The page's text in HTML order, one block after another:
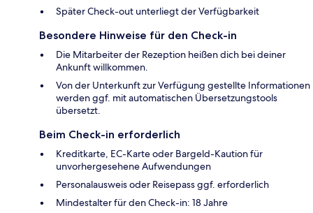
Später Check-out unterliegt der Verfügbarkeit
Besondere Hinweise für den Check-in
Die Mitarbeiter der Rezeption heißen dich bei deiner
Ankunft willkommen.
Von der Unterkunft zur Verfügung gestellte Informationen
werden ggf. mit automatischen Übersetzungstools
übersetzt.
Beim Check-in erforderlich
Kreditkarte, EC-Karte oder Bargeld-Kaution für
unvorhergesehene Aufwendungen
Personalausweis oder Reisepass ggf. erforderlich
Mindestalter für den Check-in: 18 Jahre